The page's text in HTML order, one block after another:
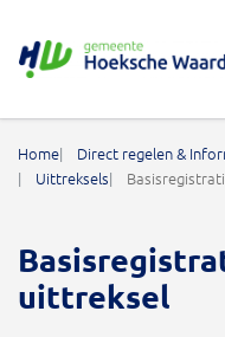
Home Direct regelen &
Uittreksels
uittreksel